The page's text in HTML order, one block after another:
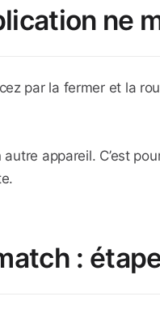
ne
par la fermer et la
appareil. C’est
: